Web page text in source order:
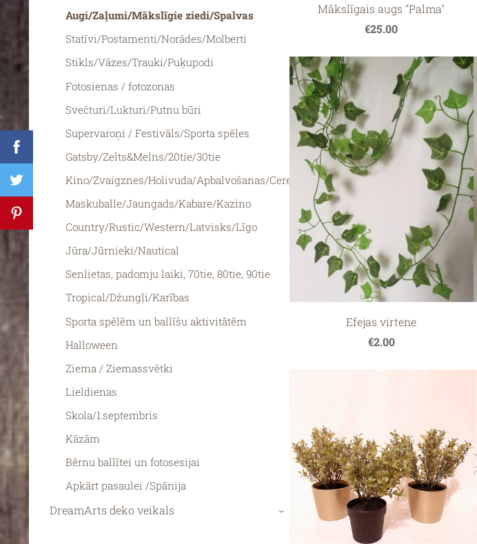
Augi/Zaļumi/Mākslīgie ziedi/Spalvas
Statīvi/Postamenti/Norādes/Molberti
Stikls/Vāzes/Trauki/Puķupodi
Fotosienas / fotozonas
Svečturi/Lukturi/Putnu būri
Supervaroņi / Festivāls/Sporta spēles
Gatsby/Zelts&Melns/20tie/30tie
Kino/Zvaigznes/Holivuda/Apbalvošanas/Ceremonijas
Maskuballe/Jaungads/Kabare/Kazino
Country/Rustic/Western/Latvisks/Līgo
Jūra/Jūrnieki/Nautical
Senlietas, padomju laiki, 70tie, 80tie, 90tie
Tropical/Džungļi/Karības
Sporta spēlēm un ballīšu aktivitātēm
Halloween
Ziema / Ziemassvētki
Lieldienas
Skola/1.septembris
Kāzām
Bērnu ballītei un fotosesijai
Apkārt pasaulei /Spānija
DreamArts deko veikals ›
Mākslīgais augs "Palma"
€25.00
Efejas virtene
€2.00